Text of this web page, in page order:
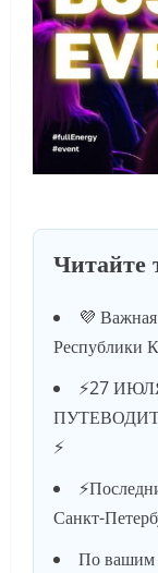
Читайте
💜
Республики
⚡️27
⚡️
Санкт-
По вашим